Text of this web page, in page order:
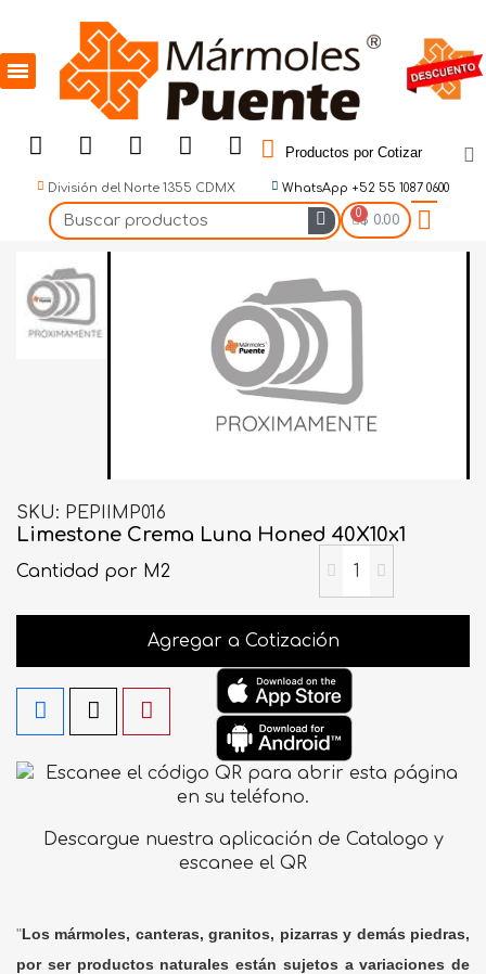
Productos por Cotizar
División del Norte 1355 CDMX WhatsApp +52 55 1087 0600
$ 0.00
SKU PEPIIMP016
Limestone Crema Luna Honed 40X10x1
Cantidad por M2
Agregar a Cotización
Descargue nuestra aplicación de Catalogo y
escanee el QR
"Los mármoles, canteras, granitos, pizarras y demás piedras,
por ser productos naturales están sujetos a variaciones de